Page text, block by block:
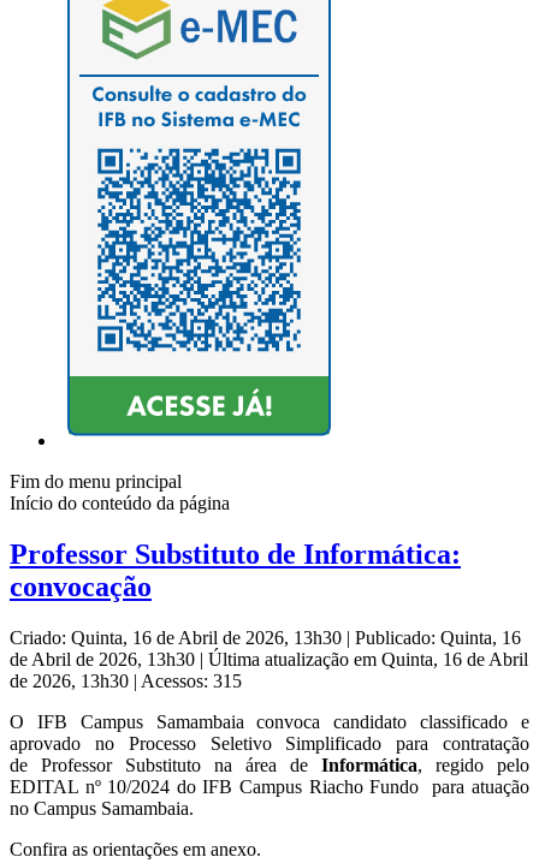
Fim do menu principal
Início do conteúdo da página
Professor Substituto de Informática:
convocação
Criado: Quinta, 16 de Abril de 2026, 13h30 | Publicado: Quinta, 16
de Abril de 2026, 13h30 | Última atualização em Quinta, 16 de Abril
de 2026, 13h30 | Acessos: 315
O IFB Campus Samambaia convoca candidato
classificado e
aprovado no Processo Seletivo Simplificado para contratação
de Professor Substituto na área de Informática, regido pelo
EDITAL nº 10/2024 do IFB Campus Riacho Fundo para atuação
no Campus Samambaia.
Confira as orientações em anexo.